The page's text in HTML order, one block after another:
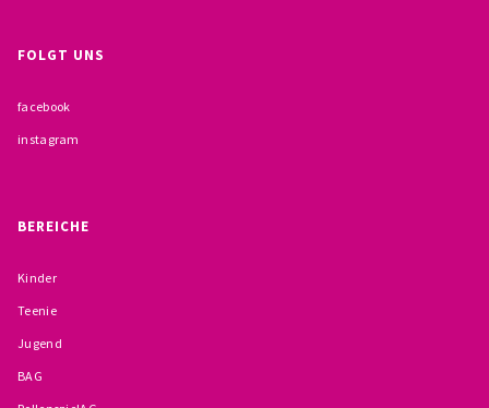
FOLGT UNS
facebook
instagram
BEREICHE
Kinder
Teenie
Jugend
BAG